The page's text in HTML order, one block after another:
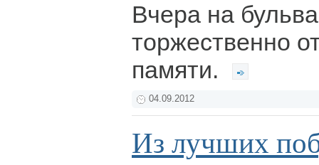
Вчера на
торжественно
памяти.
04.09.2012
Из лучших